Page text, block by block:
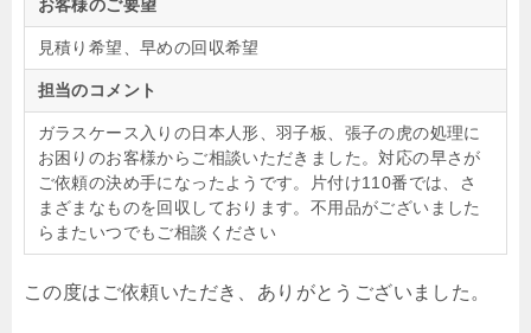
お客様のご要望
見積り希望、早めの回収希望
担当のコメント
ガラスケース入りの日本人形、羽子板、張子の虎の処理に
お困りのお客様からご相談いただきました。対応の早さが
ご依頼の決め手になったようです。片付け110番では、さ
まざまなものを回収しております。不用品がございました
らまたいつでもご相談ください
この度はご依頼いただき、ありがとうございました。